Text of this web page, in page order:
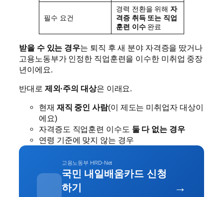
필수 요건
경력 전환을 위해자
격증 취득 또는 직업
훈련 이수완료
받을 수 있는 경우는 퇴직 후 새 분야 자격증을 땄거나
고용노동부가 인정한 직업훈련을 이수한 미취업 중장
년이에요.
반대로 제외·주의 대상은 이래요.
현재 재직 중인 사람(이 제도는 미취업자 대상이
에요)
자격증도 직업훈련 이수도 둘 다 없는 경우
연령 기준에 맞지 않는 경우
고용노동부 HRD-Net
국민 내일배움카드 신청
하기
→